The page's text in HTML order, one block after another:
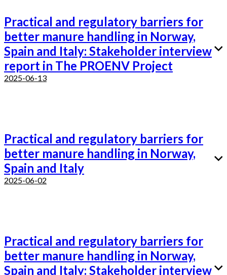
Practical and regulatory barriers for
better manure handling in Norway,
Spain and Italy: Stakeholder interview
report in The PROENV Project
2025-06-13
Practical and regulatory barriers for
better manure handling in Norway,
Spain and Italy
2025-06-02
Practical and regulatory barriers for
better manure handling in Norway,
Spain and Italy: Stakeholder interview